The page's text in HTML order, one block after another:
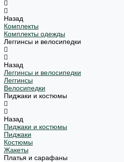
Назад
Комплекты
Комплекты одежды
Леггинсы и велосипедки
Назад
Леггинсы и велосипедки
Леггинсы
Велосипедки
Пиджаки и костюмы
Назад
Пиджаки и костюмы
Пиджаки
Костюмы
Жакеты
Платья и сарафаны